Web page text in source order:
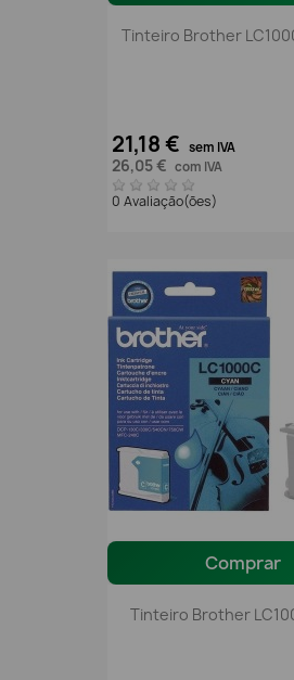
Tinteiro Brother
21,18 € sem IVA
26,05 € com IVA
0 Avaliação(ões)
Comprar
Tinteiro Brother